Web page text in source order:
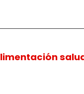
franquicias
con el
concentrado el